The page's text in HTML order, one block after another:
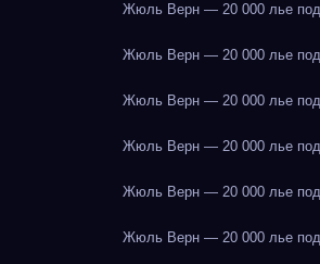
Жюль Верн — 20 000 лье
Жюль Верн — 20 000 лье
Жюль Верн — 20 000 лье
Жюль Верн — 20 000 лье
Жюль Верн — 20 000 лье
Жюль Верн — 20 000 лье